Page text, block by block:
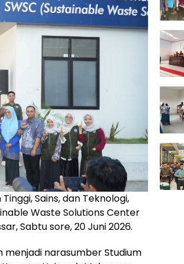
Sains, dan Teknologi,
Waste Solutions Center
Sabtu sore, 20 Juni 2026.
menjadi narasumber Studium